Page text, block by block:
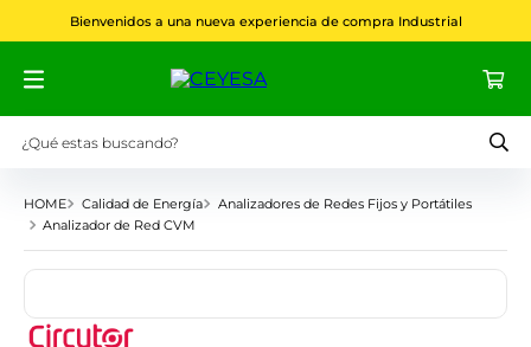
Bienvenidos a una nueva experiencia de compra Industrial
Calidad de Energía
Analizadores de Redes Fijos y Portátiles
Analizador de Red CVM
Términos más buscados
1.
phoenix contact
2.
fusibles
3.
acti9